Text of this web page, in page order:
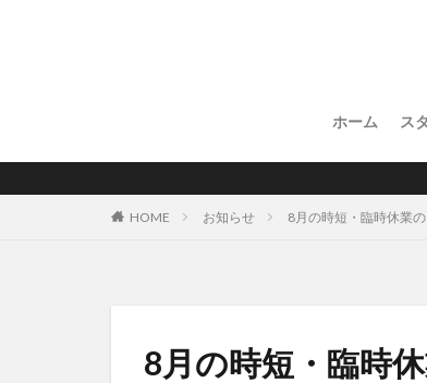
ホーム ス
HOME お知らせ 8月の時短・臨時休業
8月の時短・臨時